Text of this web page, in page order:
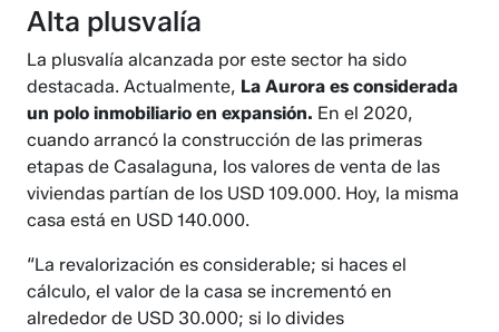
Alta plusvalía
La plusvalía alcanzada por este sector ha sido
destacada. Actualmente, La Aurora es considerada
un polo inmobiliario en expansión. En el 2020,
cuando arrancó la construcción de las primeras
etapas de Casalaguna, los valores de venta de las
viviendas partían de los USD 109.000. Hoy, la misma
casa está en USD 140.000.
“La revalorización es considerable; si haces el
cálculo, el valor de la casa se incrementó en
alrededor de USD 30.000; si lo divides